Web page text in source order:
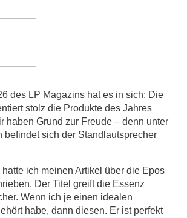
des LP Magazins hat es in sich: Die
stolz die Produkte des Jahres
haben Grund zur Freude – denn unter
befindet sich der Standlautsprecher
hatte ich meinen Artikel über die Epos
Der Titel greift die Essenz
Wenn ich je einen idealen
habe, dann diesen. Er ist perfekt